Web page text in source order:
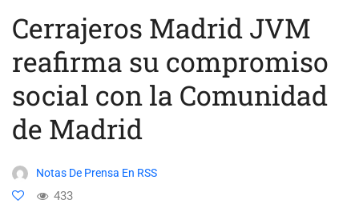
Cerrajeros Madrid JVM
reafirma su compromiso
social con la Comunidad
de Madrid
Notas De Prensa En RSS
433